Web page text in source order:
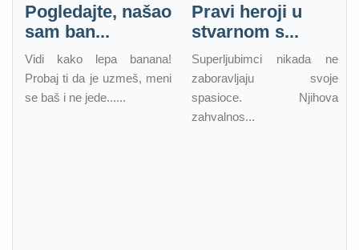
Pogledajte, našao
sam ban...
Vidi kako lepa banana!
Probaj ti da je uzmeš, meni
se baš i ne jede......
Pravi heroji u
stvarnom s...
Superljubimci nikada ne
zaboravljaju svoje
spasioce. Njihova
zahvalnos...